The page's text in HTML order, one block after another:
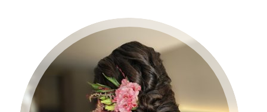
BRUID 2024